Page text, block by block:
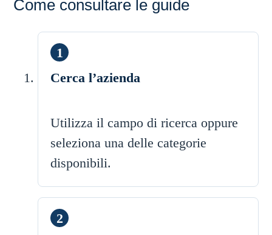
Come consultare le guide
Cerca l’azienda
Utilizza il campo di ricerca oppure
seleziona una delle categorie
disponibili.